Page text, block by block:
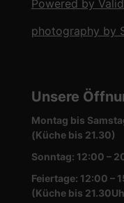
Powered by
photography by
Unsere
Montag bis
(Küche bis 21.30)
Sonntag: 12:00 –
Feiertage: 12:00 –
(Küche bis